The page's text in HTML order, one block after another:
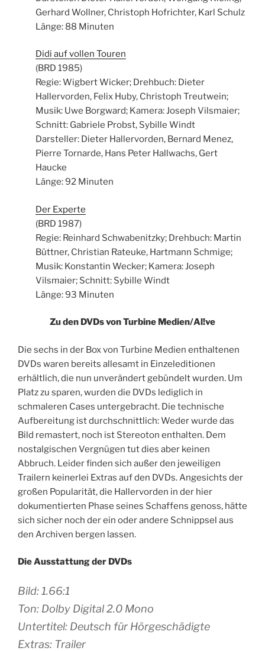
Gerhard Wollner, Christoph Hofrichter, Karl Schulz
Länge: 88 Minuten
Didi auf vollen Touren
(BRD 1985)
Regie: Wigbert Wicker; Drehbuch: Dieter
Hallervorden, Felix Huby, Christoph Treutwein;
Musik: Uwe Borgward; Kamera: Joseph Vilsmaier;
Schnitt: Gabriele Probst, Sybille Windt
Darsteller: Dieter Hallervorden, Bernard Menez,
Pierre Tornarde, Hans Peter Hallwachs, Gert
Haucke
Länge: 92 Minuten
Der Experte
(BRD 1987)
Regie: Reinhard Schwabenitzky; Drehbuch: Martin
Büttner, Christian Rateuke, Hartmann Schmige;
Musik: Konstantin Wecker; Kamera: Joseph
Vilsmaier; Schnitt: Sybille Windt
Länge: 93 Minuten
Zu den DVDs von Turbine Medien/Al!ve
Die sechs in der Box von Turbine Medien enthaltenen
DVDs waren bereits allesamt in Einzeleditionen
erhältlich, die nun unverändert gebündelt wurden. Um
Platz zu sparen, wurden die DVDs lediglich in
schmaleren Cases untergebracht. Die technische
Aufbereitung ist durchschnittlich: Weder wurde das
Bild remastert, noch ist Stereoton enthalten. Dem
nostalgischen Vergnügen tut dies aber keinen
Abbruch. Leider finden sich außer den jeweiligen
Trailern keinerlei Extras auf den DVDs. Angesichts der
großen Popularität, die Hallervorden in der hier
dokumentierten Phase seines Schaffens genoss, hätte
sich sicher noch der ein oder andere Schnippsel aus
den Archiven bergen lassen.
Die Ausstattung der DVDs
Bild: 1.66:1
Ton: Dolby Digital 2.0 Mono
Untertitel: Deutsch für Hörgeschädigte
Extras: Trailer